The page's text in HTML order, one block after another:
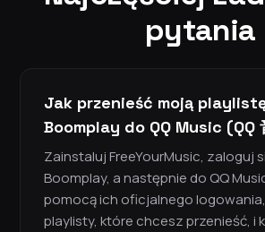
pytania
Jak przenieść moją
Boomplay do QQ Music (QQ
Zainstaluj FreeYourMusic, zaloguj
Boomplay, a następnie do QQ
pomocą ich oficjalnego
playlisty, które chcesz przenieść, i